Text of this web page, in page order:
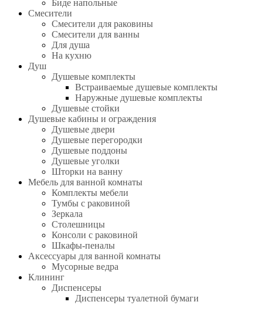
Биде напольные
Смесители
Смесители для раковины
Смесители для ванны
Для душа
На кухню
Душ
Душевые комплекты
Встраиваемые душевые комплекты
Наружные душевые комплекты
Душевые стойки
Душевые кабины и ограждения
Душевые двери
Душевые перегородки
Душевые поддоны
Душевые уголки
Шторки на ванну
Мебель для ванной комнаты
Комплекты мебели
Тумбы с раковиной
Зеркала
Столешницы
Консоли с раковиной
Шкафы-пеналы
Аксессуары для ванной комнаты
Мусорные ведра
Клининг
Диспенсеры
Диспенсеры туалетной бумаги